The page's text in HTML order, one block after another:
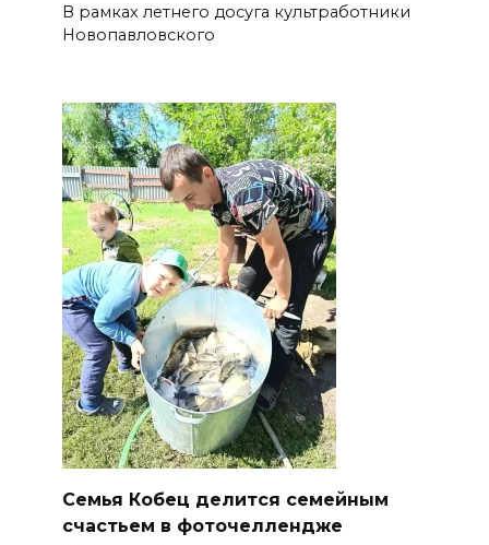
В рамках летнего досуга культработники
Новопавловского
Семья Кобец делится семейным
счастьем в фоточеллендже